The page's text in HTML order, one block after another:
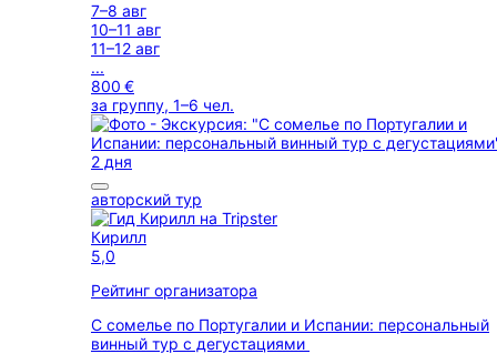
7–8 авг
10–11 авг
11–12 авг
...
800 €
за группу, 1–6 чел.
2 дня
авторский тур
Кирилл
5,0
Рейтинг организатора
С сомелье по Португалии и Испании: персональный
винный тур с дегустациями